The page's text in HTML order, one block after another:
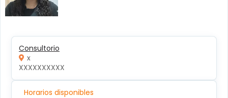
Consultorio
x
XXXXXXXXXX
Horarios disponibles